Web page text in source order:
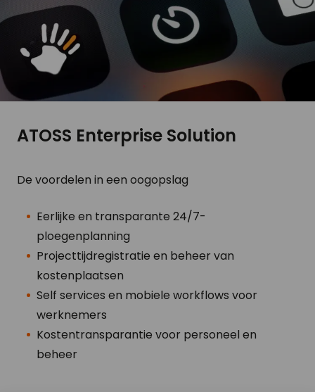
ATOSS Enterprise Solution
De voordelen in een oogopslag
Eerlijke en transparante 24/7-
ploegenplanning
Projecttijdregistratie en beheer van
kostenplaatsen
Self services en mobiele workflows voor
werknemers
Kostentransparantie voor personeel en
beheer